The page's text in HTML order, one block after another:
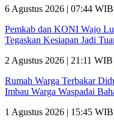
6 Agustus 2026 | 07:44 WIB
Pemkab dan KONI Wajo
Tegaskan Kesiapan Jadi
2 Agustus 2026 | 21:11 WIB
Rumah Warga Terbakar
Imbau Warga Waspadai
1 Agustus 2026 | 15:45 WIB